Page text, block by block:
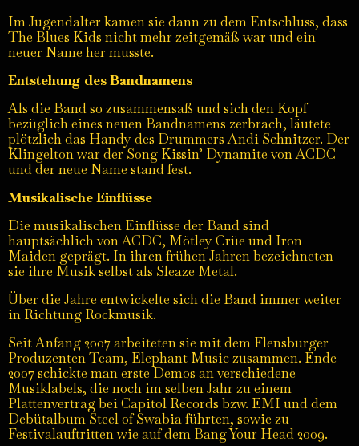
Im Jugendalter kamen sie dann zu dem Entschluss, dass
The Blues Kids nicht mehr zeitgemäß war und ein
neuer Name her musste.
Entstehung des Bandnamens
Als die Band so zusammensaß und sich den Kopf
bezüglich eines neuen Bandnamens zerbrach, läutete
plötzlich das Handy des Drummers Andi Schnitzer. Der
Klingelton war der Song Kissin’ Dynamite von ACDC
und der neue Name stand fest.
Musikalische Einflüsse
Die musikalischen Einflüsse der Band sind
hauptsächlich von ACDC, Mötley Crüe und Iron
Maiden geprägt. In ihren frühen Jahren bezeichneten
sie ihre Musik selbst als Sleaze Metal.
Über die Jahre entwickelte sich die Band immer weiter
in Richtung Rockmusik.
Seit Anfang2007arbeiteten sie mit dem Flensburger
Produzenten Team, Elephant Music zusammen. Ende
2007 schickte man erste Demos an verschiedene
Musiklabels, die noch im selben Jahr zu einem
Plattenvertrag bei Capitol Records bzw. EMI und dem
Debütalbum Steel of Swabia führten, sowie zu
Festivalauftritten wie auf dem Bang Your Head 2009.